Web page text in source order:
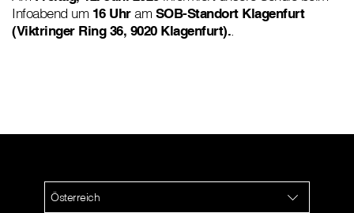
Infoabend um 16 Uhram SOB-Standort Klagenfurt
(Viktringer Ring 36, 9020 Klagenfurt)..
Österreich